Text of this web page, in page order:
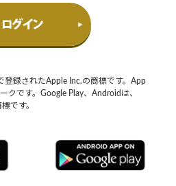
登録されたApple Inc.の商標です。App
クです。Google Play、Androidは、
です。